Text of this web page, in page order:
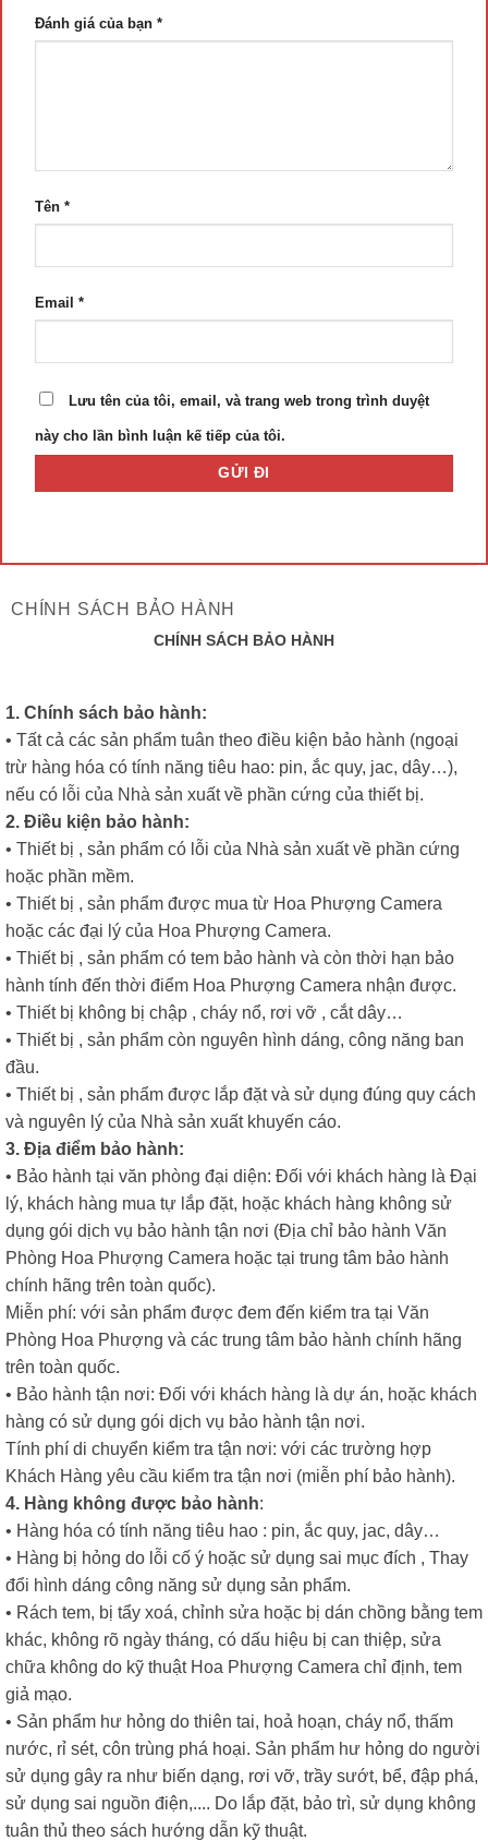
Đánh giá của bạn *
Tên *
Email *
Lưu tên của tôi, email, và trang web trong trình duyệt
này cho lần bình luận kế tiếp của tôi.
CHÍNH SÁCH BẢO HÀNH
CHÍNH SÁCH BẢO HÀNH
1. Chính sách bảo hành:
• Tất cả các sản phẩm tuân theo điều kiện bảo hành (ngoại
trừ hàng hóa có tính năng tiêu hao: pin, ắc quy, jac, dây…),
nếu có lỗi của Nhà sản xuất về phần cứng của thiết bị.
2. Điều kiện bảo hành:
• Thiết bị , sản phẩm có lỗi của Nhà sản xuất về phần cứng
hoặc phần mềm.
• Thiết bị , sản phẩm được mua từ Hoa Phượng Camera
hoặc các đại lý của Hoa Phượng Camera.
• Thiết bị , sản phẩm có tem bảo hành và còn thời hạn bảo
hành tính đến thời điểm Hoa Phượng Camera nhận được.
• Thiết bị không bị chập , cháy nổ, rơi vỡ , cắt dây…
• Thiết bị , sản phẩm còn nguyên hình dáng, công năng ban
đầu.
• Thiết bị , sản phẩm được lắp đặt và sử dụng đúng quy cách
và nguyên lý của Nhà sản xuất khuyến cáo.
3. Địa điểm bảo hành:
• Bảo hành tại văn phòng đại diện: Đối với khách hàng là Đại
lý, khách hàng mua tự lắp đặt, hoặc khách hàng không sử
dụng gói dịch vụ bảo hành tận nơi (Địa chỉ bảo hành Văn
Phòng Hoa Phượng Camera hoặc tại trung tâm bảo hành
chính hãng trên toàn quốc).
Miễn phí: với sản phẩm được đem đến kiểm tra tại Văn
Phòng Hoa Phượng và các trung tâm bảo hành chính hãng
trên toàn quốc.
• Bảo hành tận nơi: Đối với khách hàng là dự án, hoặc khách
hàng có sử dụng gói dịch vụ bảo hành tận nơi.
Tính phí di chuyển kiểm tra tận nơi: với các trường hợp
Khách Hàng yêu cầu kiểm tra tận nơi (miễn phí bảo hành).
4. Hàng không được bảo hành:
• Hàng hóa có tính năng tiêu hao : pin, ắc quy, jac, dây…
• Hàng bị hỏng do lỗi cố ý hoặc sử dụng sai mục đích , Thay
đổi hình dáng công năng sử dụng sản phẩm.
• Rách tem, bị tẩy xoá, chỉnh sửa hoặc bị dán chồng bằng tem
khác, không rõ ngày tháng, có dấu hiệu bị can thiệp, sửa
chữa không do kỹ thuật Hoa Phượng Camera chỉ định, tem
giả mạo.
• Sản phẩm hư hỏng do thiên tai, hoả hoạn, cháy nổ, thấm
nước, rỉ sét, côn trùng phá hoại. Sản phẩm hư hỏng do người
sử dụng gây ra như biến dạng, rơi vỡ, trầy sướt, bể, đập phá,
sử dụng sai nguồn điện,.... Do lắp đặt, bảo trì, sử dụng không
tuân thủ theo sách hướng dẫn kỹ thuật.